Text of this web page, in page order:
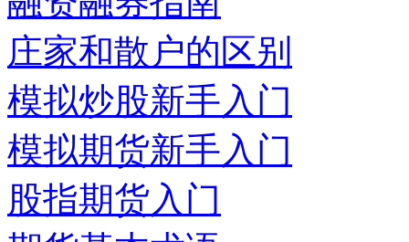
庄家和散户的区别
模拟炒股新手入门
模拟期货新手入门
股指期货入门